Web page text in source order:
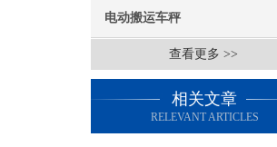
电动搬运车秤
查看更多 >>
相关文章
RELEVANT ARTICLES